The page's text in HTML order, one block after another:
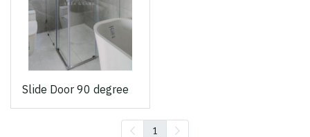
Slide Door 90 degree
1